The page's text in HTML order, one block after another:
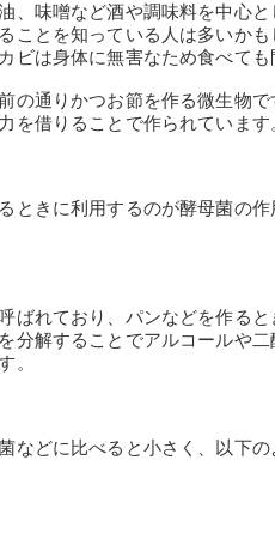
、味噌など酒や調味料を中心
ことを知っている人は多いか
ビは身体に無害なため食べても
の通りかつお節を作る微生物
を借りることで作られています
ときに利用するのが酵母菌の作
ばれており、パンなどを作る
分解することでアルコールや
。
などに比べると小さく、以下